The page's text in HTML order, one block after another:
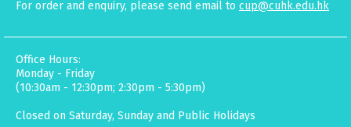
For order and enquiry, please send email to cup@cuhk.edu.hk
Office Hours:
Monday - Friday
(10:30am - 12:30pm; 2:30pm - 5:30pm)
Closed on Saturday, Sunday and Public Holidays